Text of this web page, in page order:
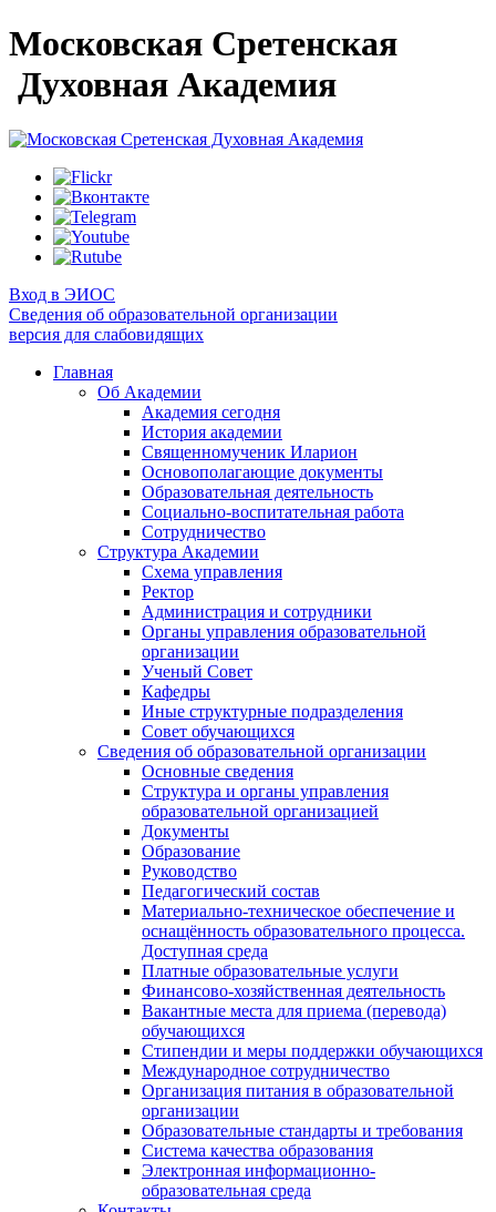
Московская Сретенская
Духовная Академия
Вход в ЭИОС
Сведения об образовательной организации
версия для слабовидящих
Главная
Об Академии
Академия сегодня
История академии
Священномученик Иларион
Основополагающие документы
Образовательная деятельность
Социально-воспитательная работа
Сотрудничество
Структура Академии
Схема управления
Ректор
Администрация и сотрудники
Органы управления образовательной
организации
Ученый Совет
Кафедры
Иные структурные подразделения
Совет обучающихся
Сведения об образовательной организации
Основные сведения
Структура и органы управления
образовательной организацией
Документы
Образование
Руководство
Педагогический состав
Материально-техническое обеспечение и
оснащённость образовательного процесса.
Доступная среда
Платные образовательные услуги
Финансово-хозяйственная деятельность
Вакантные места для приема (перевода)
обучающихся
Стипендии и меры поддержки обучающихся
Международное сотрудничество
Организация питания в образовательной
организации
Образовательные стандарты и требования
Система качества образования
Электронная информационно-
образовательная среда